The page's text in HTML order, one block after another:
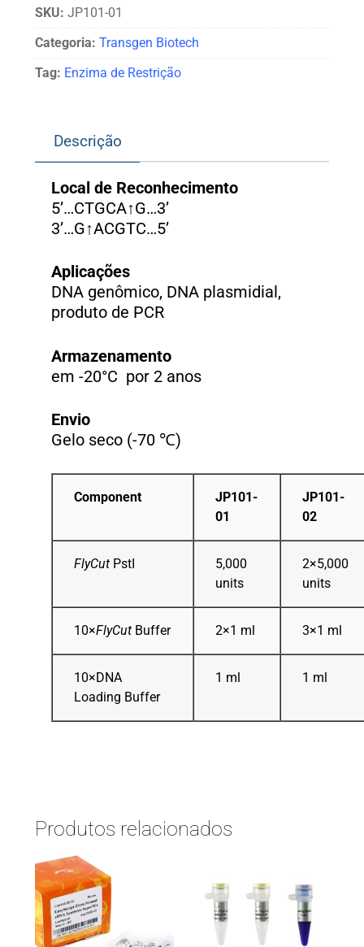
SKU: JP101-01
Categoria: Transgen Biotech
Tag: Enzima de Restrição
Descrição
Local de Reconhecimento
5’…CTGCA↑G…3’
3’…G↑ACGTC…5’
Aplicações
DNA genômico, DNA plasmidial,
produto de PCR
Armazenamento
em -20°C por 2 anos
Envio
Gelo seco (-70 ℃)
Component
JP101-
01
JP101-
02
FlyCut PstI
5,000
units
2×5,000
units
10×FlyCut Buffer 2×1 ml 3×1 ml
10×DNA
Loading Buffer
1 ml 1 ml
Produtos relacionados